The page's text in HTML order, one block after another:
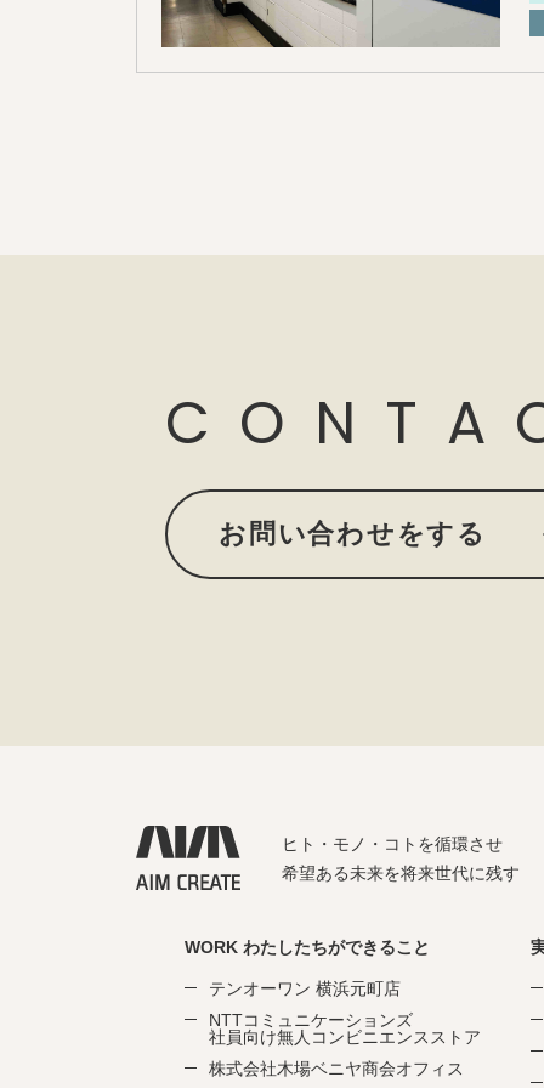
お問い合わせをする
ヒト・モノ・コトを循環させ
希望ある未来を将来世代に残す
WORK わたしたちができること
テンオーワン 横浜元町店
NTTコミュニケーションズ
社員向け無人コンビニエンスストア
株式会社木場ベニヤ商会オフィス